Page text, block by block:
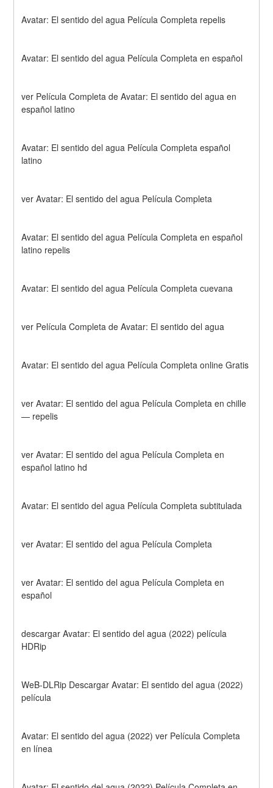
Avatar: El sentido del agua Película Completa repelis
Avatar: El sentido del agua Película Completa en español
ver Película Completa de Avatar: El sentido del agua en
español latino
Avatar: El sentido del agua Película Completa español
latino
ver Avatar: El sentido del agua Película Completa
Avatar: El sentido del agua Película Completa en español
latino repelis
Avatar: El sentido del agua Película Completa cuevana
ver Película Completa de Avatar: El sentido del agua
Avatar: El sentido del agua Película Completa online Gratis
ver Avatar: El sentido del agua Película Completa en chille
— repelis
ver Avatar: El sentido del agua Película Completa en
español latino hd
Avatar: El sentido del agua Película Completa subtitulada
ver Avatar: El sentido del agua Película Completa
ver Avatar: El sentido del agua Película Completa en
español
descargar Avatar: El sentido del agua (2022) película
HDRip
WeB-DLRip Descargar Avatar: El sentido del agua (2022)
película
Avatar: El sentido del agua (2022) ver Película Completa
en línea